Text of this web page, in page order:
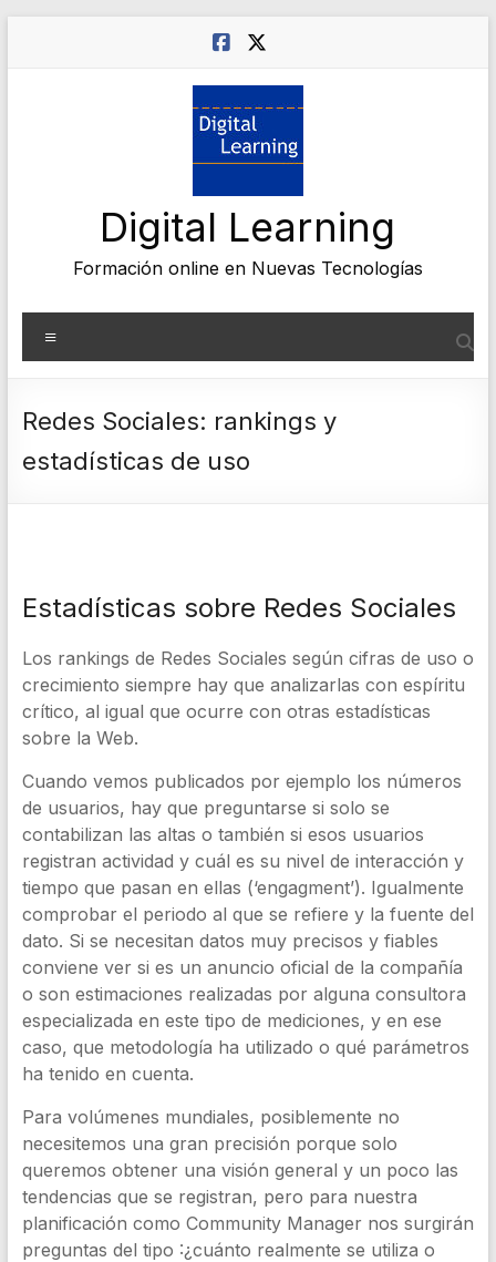
Digital Learning
Formación online en Nuevas Tecnologías
Redes Sociales: rankings y
estadísticas de uso
Estadísticas sobre Redes Sociales
Los rankings de Redes Sociales según cifras de uso o
crecimiento siempre hay que analizarlas con espíritu
crítico, al igual que ocurre con otras estadísticas
sobre la Web.
Cuando vemos publicados por ejemplo los números
de usuarios, hay que preguntarse si solo se
contabilizan las altas o también si esos usuarios
registran actividad y cuál es su nivel de interacción y
tiempo que pasan en ellas (‘engagment’). Igualmente
comprobar el periodo al que se refiere y la fuente del
dato. Si se necesitan datos muy precisos y fiables
conviene ver si es un anuncio oficial de la compañía
o son estimaciones realizadas por alguna consultora
especializada en este tipo de mediciones, y en ese
caso, que metodología ha utilizado o qué parámetros
ha tenido en cuenta.
Para volúmenes mundiales, posiblemente no
necesitemos una gran precisión porque solo
queremos obtener una visión general y un poco las
tendencias que se registran, pero para nuestra
planificación como Community Manager nos surgirán
preguntas del tipo :¿cuánto realmente se utiliza o